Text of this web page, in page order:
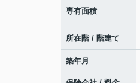
専有面積
所在階 / 階建て
築年月